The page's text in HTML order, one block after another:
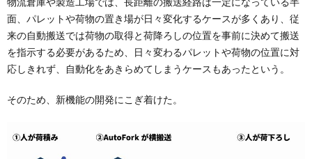
面、パレットや荷物の置き場が日々変化するケースが多くあり、従
来の自動搬送では荷物の取得と荷降ろしの位置を事前に決めて搬送
を指示する必要があるため、日々変わるパレットや荷物の位置に対
応しきれず、自動化をあきらめてしまうケースもあったという。
そのため、新機能の開発にこぎ着けた。